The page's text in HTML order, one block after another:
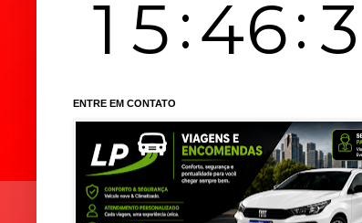
ENTRE EM CONTATO